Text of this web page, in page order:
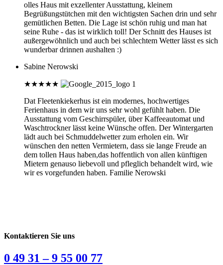
olles Haus mit exzellenter Ausstattung, kleinem
Begrüßungstütchen mit den wichtigsten Sachen drin und sehr
gemütlichen Betten. Die Lage ist schön ruhig und man hat
seine Ruhe - das ist wirklich toll! Der Schnitt des Hauses ist
außergewöhnlich und auch bei schlechtem Wetter lässt es sich
wunderbar drinnen aushalten :)
Sabine Nerowski
★★★★★
Dat Fleetenkiekerhus ist ein modernes, hochwertiges
Ferienhaus in dem wir uns sehr wohl gefühlt haben. Die
Ausstattung vom Geschirrspüler, über Kaffeeautomat und
Waschtrockner lässt keine Wünsche offen. Der Wintergarten
lädt auch bei Schmuddelwetter zum erholen ein. Wir
wünschen den netten Vermietern, dass sie lange Freude an
dem tollen Haus haben,das hoffentlich von allen künftigen
Mietern genauso liebevoll und pfleglich behandelt wird, wie
wir es vorgefunden haben. Familie Nerowski
Kontaktieren Sie uns
0 49 31 – 9 55 00 77